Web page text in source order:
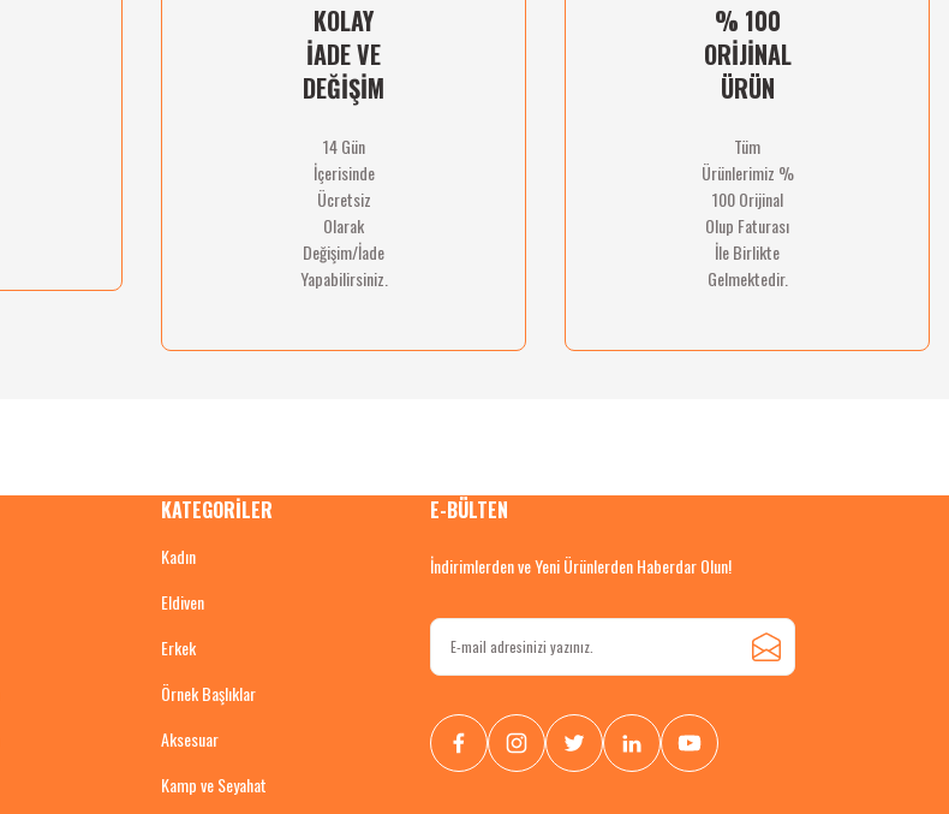
KOLAY
İADE VE
DEĞİŞİM
14 Gün
İçerisinde
Ücretsiz
Olarak
Değişim/İade
Yapabilirsiniz.
% 100
ORİJİNAL
ÜRÜN
Tüm
Ürünlerimiz %
100 Orijinal
Olup Faturası
İle Birlikte
Gelmektedir.
KATEGORİLER
Kadın
Eldiven
Erkek
Örnek Başlıklar
Aksesuar
Kamp ve Seyahat
E-BÜLTEN
İndirimlerden ve Yeni Ürünlerden Haberdar Olun!